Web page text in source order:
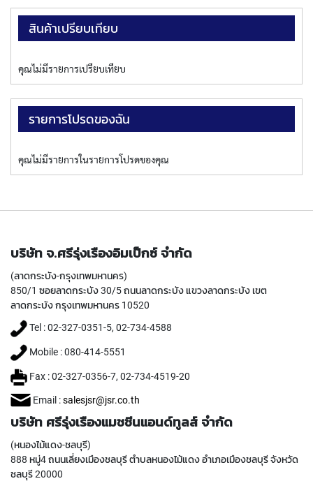
A
P
S
Y
A
M
A
W
S
P
L
U
T
E
D
T
P
(
O
T
H
R
O
สินค้าเปรียบเทียบ
คุณไม่มีรายการเปรียบเทียบ
รายการโปรดของฉัน
คุณไม่มีรายการในรายการโปรดของคุณ
บริษัท จ.ศรีรุ่งเรืองอิมเป็กซ์ จำกัด
(ลาดกระบัง-กรุงเทพมหานคร)
850/1 ซอยลาดกระบัง 30/5 ถนนลาดกระบัง แขวงลาดกระบัง เขต
ลาดกระบัง กรุงเทพมหานคร 10520
Tel : 02-327-0351-5, 02-734-4588
Mobile : 080-414-5551
Fax : 02-327-0356-7, 02-734-4519-20
Email :salesjsr@jsr.co.th
บริษัท ศรีรุ่งเรืองแมชชีนแอนด์ทูลส์ จำกัด
(หนองไม้แดง-ชลบุรี)
888 หมู่4 ถนนเลี่ยงเมืองชลบุรี ตำบลหนองไม้แดง อำเภอเมืองชลบุรี จังหวัด
ชลบุรี 20000